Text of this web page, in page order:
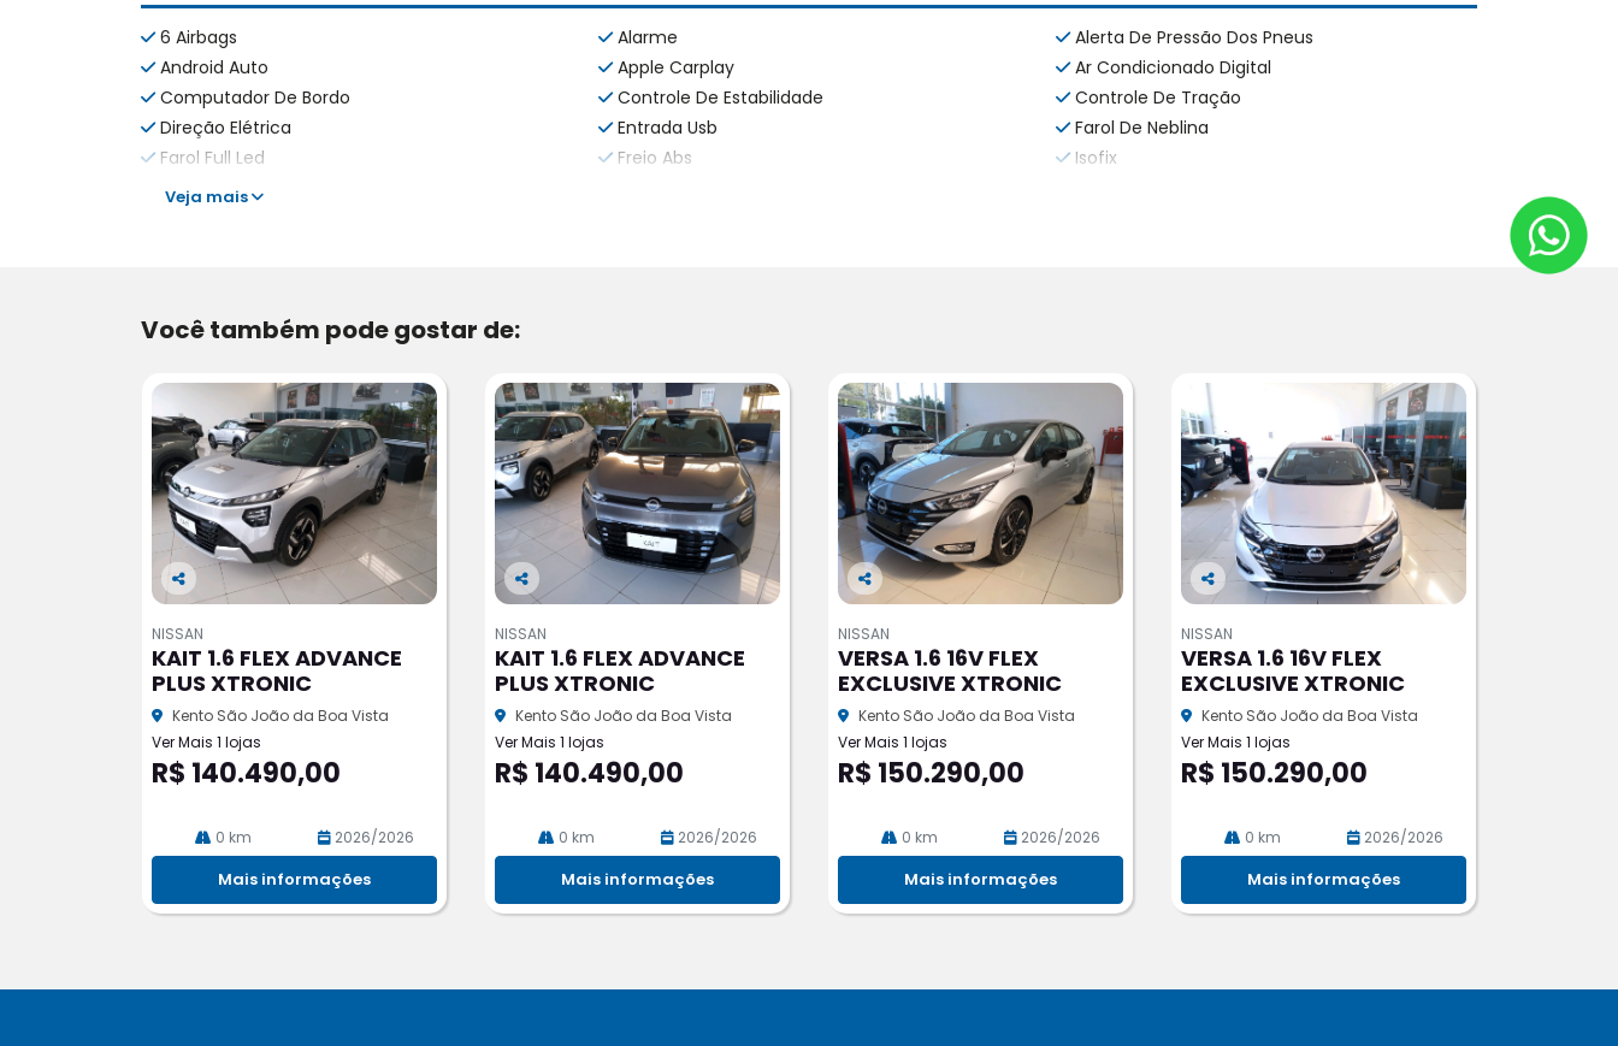
6 Airbags Alarme
Alerta De Pressão Dos Pneus
Android Auto
Apple Carplay
Ar Condicionado Digital
Computador De Bordo
Controle De Estabilidade
Controle De Tração
Direção Elétrica
Entrada Usb
Farol De Neblina
Farol Full Led
Freio Abs Isofix
Veja mais
Você também pode gostar de:
Co
pa
rtil
he
NISSAN
KAIT 1.6 FLEX ADVANCE
PLUS XTRONIC
Kento São João da Boa Vista
Ver Mais 1 lojas
R$ 140.490,00
0 km 2026/2026
Mais informações
Co
pa
rtil
he
NISSAN
KAIT 1.6 FLEX ADVANCE
PLUS XTRONIC
Kento São João da Boa Vista
Ver Mais 1 lojas
R$ 140.490,00
0 km 2026/2026
Mais informações
Co
pa
rtil
he
NISSAN
VERSA 1.6 16V FLEX
EXCLUSIVE XTRONIC
Kento São João da Boa Vista
Ver Mais 1 lojas
R$ 150.290,00
0 km 2026/2026
Mais informações
Co
pa
rtil
he
NISSAN
VERSA 1.6 16V FLEX
EXCLUSIVE XTRONIC
Kento São João da Boa Vista
Ver Mais 1 lojas
R$ 150.290,00
0 km 2026/2026
Mais informações